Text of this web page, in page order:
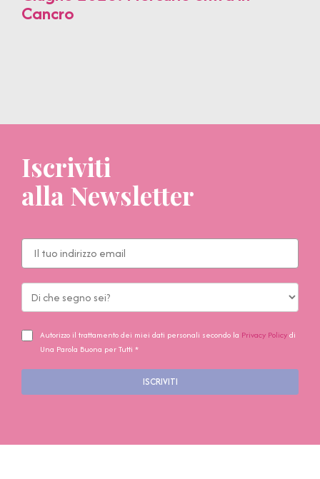
Cancro
Iscriviti
alla Newsletter
Autorizzo il trattamento dei miei dati personali secondo la Privacy Policydi
Una Parola Buona per Tutti *
ISCRIVITI